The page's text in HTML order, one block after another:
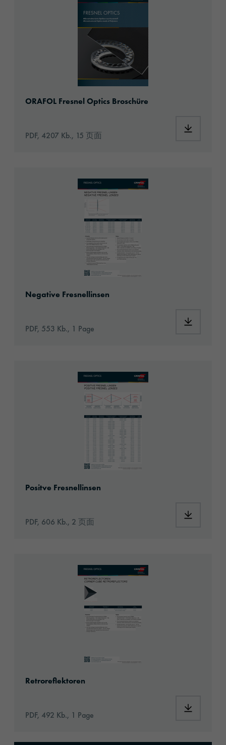
ORAFOL Fresnel Optics Broschüre
PDF, 4207 Kb., 15 页面
Negative Fresnellinsen
PDF, 553 Kb., 1 Page
Positve Fresnellinsen
PDF, 606 Kb., 2 页面
Retroreflektoren
PDF, 492 Kb., 1 Page